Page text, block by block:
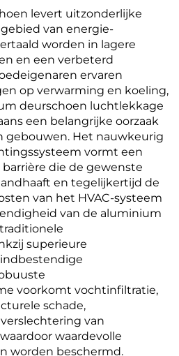
levert uitzonderlijke
van energie-
worden in lagere
en een verbeterd
ervaren
op verwarming en koeling,
deurschoen luchtlekkage
een belangrijke oorzaak
gebouwen. Het nauwkeurig
vormt een
die de gewenste
en tegelijkertijd de
van het HVAC-systeem
van de aluminium
superieure
voorkomt vochtinfiltratie,
schade,
van
waardevolle
worden beschermd.